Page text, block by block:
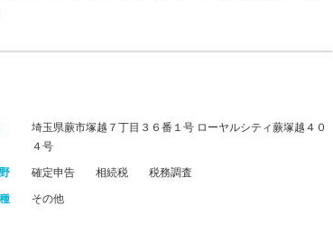
埼玉県蕨市塚越７丁目３６番１号 ローヤルシティ蕨塚越４０
４号
確定申告 相続税
税務調査
その他